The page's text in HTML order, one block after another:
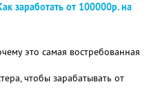
заработать от 100000р. на
это самая востребованная
чтобы зарабатывать от